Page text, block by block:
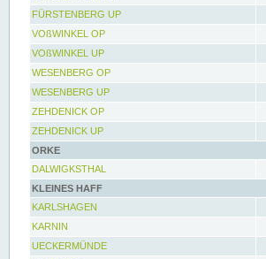
FÜRSTENBERG UP
VOßWINKEL OP
VOßWINKEL UP
WESENBERG OP
WESENBERG UP
ZEHDENICK OP
ZEHDENICK UP
ORKE
DALWIGKSTHAL
KLEINES HAFF
KARLSHAGEN
KARNIN
UECKERMÜNDE